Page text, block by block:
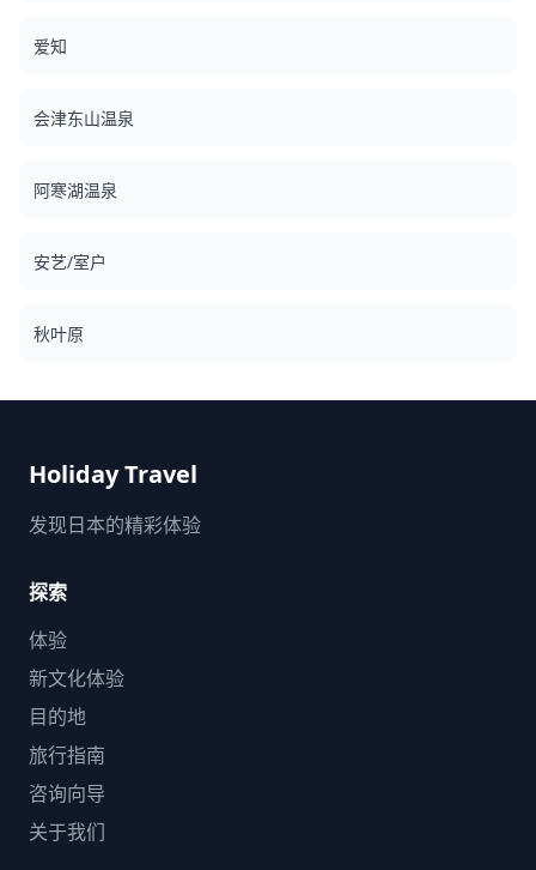
5f72354a0e56.png)
爱知
会津东山温泉
阿寒湖温泉
安艺/室户
秋叶原
Holiday Travel
发现日本的精彩体验
探索
体验
新文化体验
目的地
旅行指南
咨询向导
关于我们